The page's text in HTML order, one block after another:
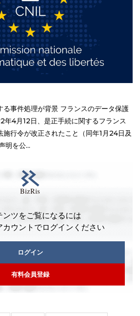
事件処理が背景 フランスのデータ保護
4月12日、是正手続に関するフランス
施行令が改正されたこと（同年1月24日及
明を公...
ンツをご覧になるには
カウントでログインください
ログイン
有料会員登録